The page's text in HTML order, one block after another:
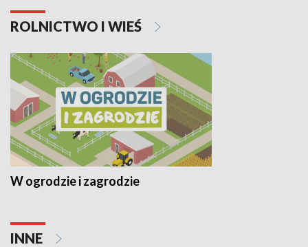
ROLNICTWO I WIEŚ
W ogrodzie i zagrodzie
INNE